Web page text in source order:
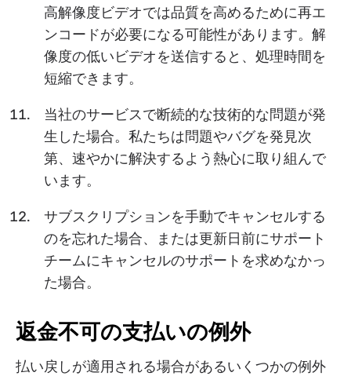
高解像度ビデオでは品質を高めるために再エ
ンコードが必要になる可能性があります。解
像度の低いビデオを送信すると、処理時間を
短縮できます。
当社のサービスで断続的な技術的な問題が発
生した場合。私たちは問題やバグを発見次
第、速やかに解決するよう熱心に取り組んで
います。
サブスクリプションを手動でキャンセルする
のを忘れた場合、または更新日前にサポート
チームにキャンセルのサポートを求めなかっ
た場合。
返金不可の支払いの例外
払い戻しが適用される場合があるいくつかの例外